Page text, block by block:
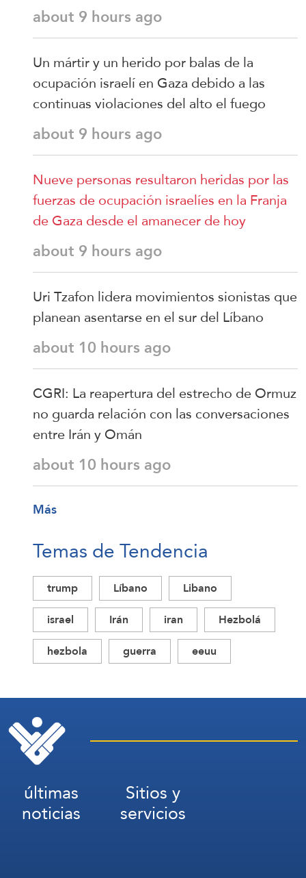
about 9 hours ago
Un mártir y un herido por balas de la
ocupación israelí en Gaza debido a las
continuas violaciones del alto el fuego
about 9 hours ago
Nueve personas resultaron heridas por las
fuerzas de ocupación israelíes en la Franja
de Gaza desde el amanecer de hoy
about 9 hours ago
Uri Tzafon lidera movimientos sionistas que
planean asentarse en el sur del Líbano
about 10 hours ago
CGRI: La reapertura del estrecho de Ormuz
no guarda relación con las conversaciones
entre Irán y Omán
about 10 hours ago
Más
Temas de Tendencia
trump Líbano
Libano
israel
Irán iran
Hezbolá
hezbola
guerra eeuu
últimas
noticias
Sitios y
servicios